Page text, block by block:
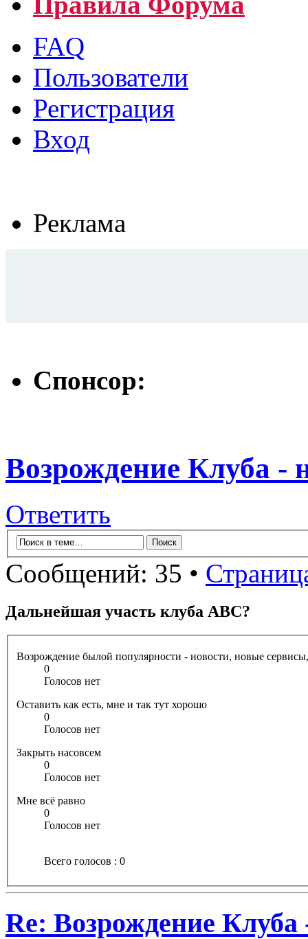
FAQ
Пользователи
Регистрация
Вход
Реклама
Спонсор:
Возрождение Клуба -
Ответить
Сообщений: 35 •
Дальнейшая участь клуба ABC?
Возрождение былой популярности - новости, новые
0
Голосов нет
Оставить как есть, мне и так тут хорошо
0
Голосов нет
Закрыть насовсем
0
Голосов нет
Мне всё равно
0
Голосов нет
Всего голосов : 0
Re: Возрождение